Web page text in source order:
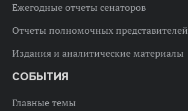
Ежегодные отчеты сенаторов
Отчеты полномочных представителей
Издания и аналитические материалы
СОБЫТИЯ
Главные темы